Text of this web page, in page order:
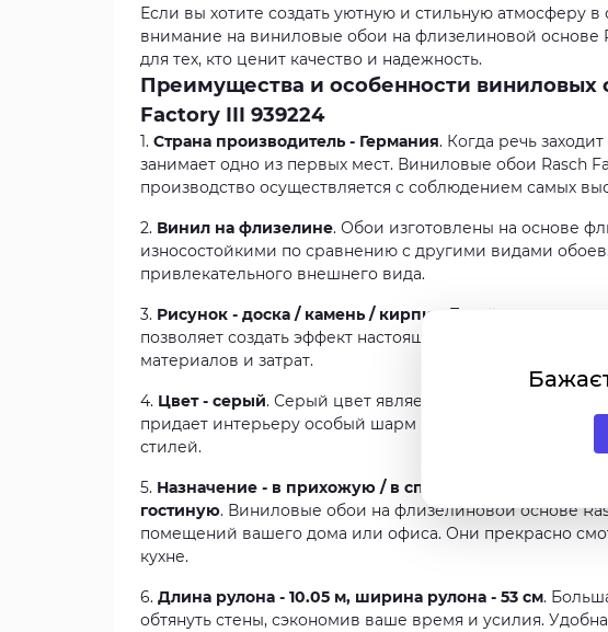
Если вы хотите создать уютную и стильную атмосферу
внимание на виниловые обои на флизелиновой основе
для тех, кто ценит качество и надежность.
Преимущества и особенности виниловых
Factory III 939224
1. Страна производитель - Германия. Когда речь
занимает одно из первых мест. Виниловые обои Rasch
производство осуществляется с соблюдением самых
2. Винил на флизелине. Обои изготовлены на основе
износостойкими по сравнению с другими видами
привлекательного внешнего вида.
3. Рисунок - доска / камень / кирпич
. Такой рисунок
позволяет создать эффект настоящего дерева, камня
материалов и затрат.
4. Цвет - серый. Серый цвет является универсальным и
придает интерьеру особый шарм и стильность, подходя
стилей.
5. Назначение - в прихожую / в спальню / в кабинет /
гостиную. Виниловые обои на флизелиновой основе
помещений вашего дома или офиса. Они прекрасно
кухне.
6. Длина рулона - 10.05 м, ширина рулона - 53 см.
обтянуть стены, сэкономив ваше время и усилия.